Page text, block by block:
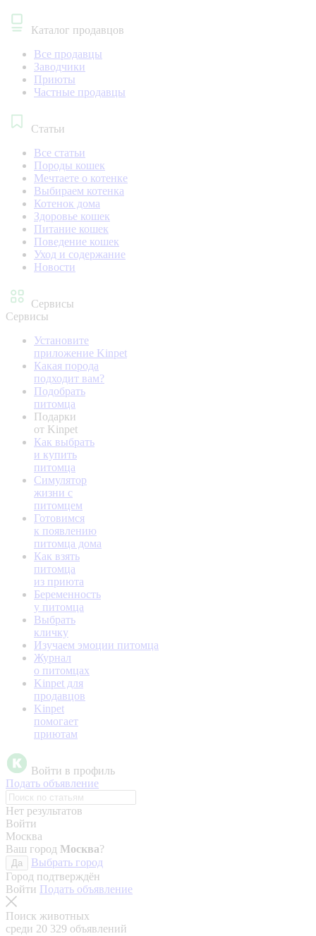
Каталог продавцов
Все продавцы
Заводчики
Приюты
Частные продавцы
Статьи
Все статьи
Породы кошек
Мечтаете о котенке
Выбираем котенка
Котенок дома
Здоровье кошек
Питание кошек
Поведение кошек
Уход и содержание
Новости
Сервисы
Сервисы
Установите
приложение Kinpet
Какая порода
подходит вам?
Подобрать
питомца
Подарки
от Kinpet
Как выбрать
и купить
питомца
Симулятор
жизни с
питомцем
Готовимся
к появлению
питомца дома
Как взять
питомца
из приюта
Беременность
у питомца
Выбрать
кличку
Изучаем эмоции питомца
Журнал
о питомцах
Kinpet для
продавцов
Kinpet
помогает
приютам
Войти в профиль
Подать объявление
Нет результатов
Войти
Москва
Ваш город Москва?
Да
Выбрать город
Город подтверждён
Войти Подать объявление
Поиск животных
среди 20 329 объявлений